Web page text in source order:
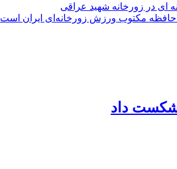
ای در زورخانه شهید عراقی
حافظه مکتوب ورزش زورخانه‌ای ایران است
شکست داد